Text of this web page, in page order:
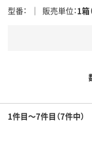
型番 販売単位 1箱
1件目～7件目（7件中）